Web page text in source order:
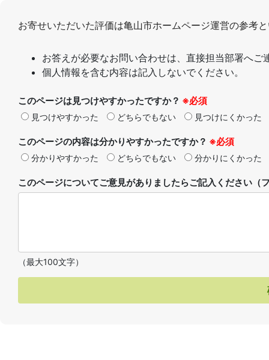
お寄せいただいた評価は亀山市ホームページ運営の参考
お答えが必要なお問い合わせは、直接担当部署へご
個人情報を含む内容は記入しないでください。
このページは見つけやすかったですか？ ※必須
見つけやすかった どちらでもない 見つけにくかった
このページの内容は分かりやすかったですか？ ※必須
分かりやすかった どちらでもない 分かりにくかった
このページについてご意見がありましたらご記入ください
（最大100文字）